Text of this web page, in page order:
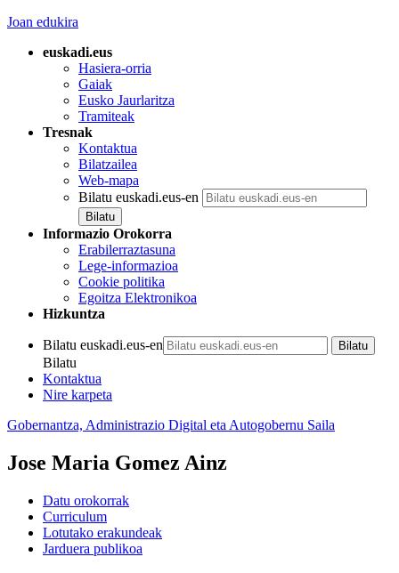
Joan edukira
euskadi.eus
Hasiera-orria
Gaiak
Eusko Jaurlaritza
Tramiteak
Tresnak
Kontaktua
Bilatzailea
Web-mapa
Bilatu euskadi.eus-en
Informazio Orokorra
Erabilerraztasuna
Lege-informazioa
Cookie politika
Egoitza Elektronikoa
Hizkuntza
Bilatu euskadi.eus-en
Bilatu
Kontaktua
Nire karpeta
Gobernantza, Administrazio Digital eta Autogobernu Saila
Jose Maria Gomez Ainz
Datu orokorrak
Curriculum
Lotutako erakundeak
Jarduera publikoa